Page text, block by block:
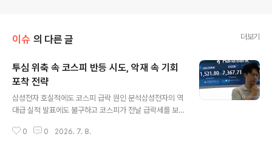
이슈 의 다른 글 더보기
투심 위축 속 코스피 반등 시도, 악재 속 기회
포착 전략
삼성전자 호실적에도 코스피 급락 원인 분석삼성전자의 역
대급 실적 발표에도 불구하고 코스피가 전날 급락세를 보
고조로 인한 국제유가 상승이 복합적으로 작용한 결과입니
0 0 2026. 7. 8.